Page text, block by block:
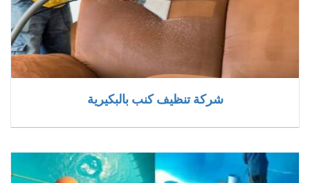
شركة تنظيف كنب بالبكيرية